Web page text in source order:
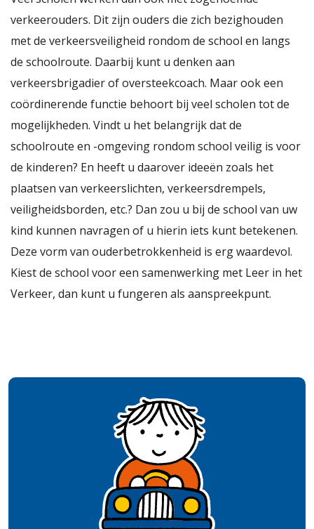
verkeerouders. Dit zijn ouders die zich bezighouden
met de verkeersveiligheid rondom de school en langs
de schoolroute. Daarbij kunt u denken aan
verkeersbrigadier of oversteekcoach. Maar ook een
coördinerende functie behoort bij veel scholen tot de
mogelijkheden. Vindt u het belangrijk dat de
schoolroute en -omgeving rondom school veilig is voor
de kinderen? En heeft u daarover ideeën zoals het
plaatsen van verkeerslichten, verkeersdrempels,
veiligheidsborden, etc.? Dan zou u bij de school van uw
kind kunnen navragen of u hierin iets kunt betekenen.
Deze vorm van ouderbetrokkenheid is erg waardevol.
Kiest de school voor een samenwerking met Leer in het
Verkeer, dan kunt u fungeren als aanspreekpunt.